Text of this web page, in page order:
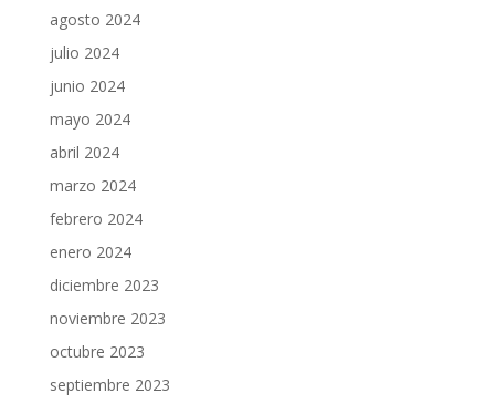
agosto 2024
julio 2024
junio 2024
mayo 2024
abril 2024
marzo 2024
febrero 2024
enero 2024
diciembre 2023
noviembre 2023
octubre 2023
septiembre 2023